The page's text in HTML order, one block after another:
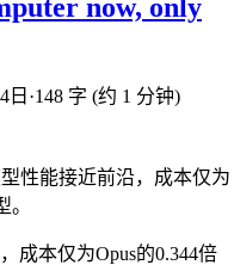
now, only
日 ·148 字 (约 1 分钟)
型性能接近前沿，成本仅为
成本仅为Opus的0.344倍